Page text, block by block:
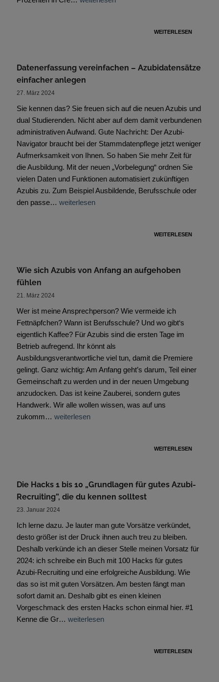
WEITERLESEN
Datenerfassung vereinfachen – Azubidatensätze
einfacher anlegen
27. März 2024
Sie kennen das? Sie freuen sich auf die neuen Azubis und
dual Studierenden. Nicht aber auf dem damit verbundenen
administrativen Aufwand. Gute Nachricht: Der Azubi-
Navigator braucht bei der Stammdatenpflege jetzt weniger
Aufmerksamkeit von Ihnen. So haben Sie mehr Zeit für
die Ausbildung. Mit der neuen „Vorbelegung“ ordnen Sie
vielen Daten und Funktionen automatisiert zukünftigen
Azubis zu. Zum Beispiel Ausbildende, Berufsschule oder
den passe… weiterlesen
WEITERLESEN
Wie sich Azubis von Anfang an aufgehoben
fühlen
21. März 2024
Wer ist meine Ansprechperson? Wie vermeide ich
Fettnäpfchen? Wann ist Berufsschule? Und wo gibt‘s
eigentlich Kaffee? Für Azubis sind die ersten Tage im
Betrieb aufregend. Ihr könnt als
Ausbildungsverantwortliche viel tun, damit die Premiere
gelingt. Ganz wichtig: Am Anfang geht’s darum, Teil einer
Gemeinschaft zu werden und in der neuen Umgebung
anzudocken. Das ist keine Zauberei, sondern gutes
Handwerk. Wir alle wollen wissen, was auf uns
zukomm… weiterlesen
WEITERLESEN
Die Hacks 1 bis 10 „Grundlagen für gutes Azubi-
Recruiting”, die du kennen solltest
23. Januar 2024
Ich lerne dazu. Je lauter man gute Vorsätze verkündet,
desto größer ist der Druck ihnen auch treu zu bleiben.
Deshalb verkünde ich an dieser Stelle meinen Vorsatz für
2024: ich schreibe ein Buch mit 100 Hacks für gutes
Azubi-Recruiting und eine erfolgreiche Ausbildung. Wie
das so ist mit guten Vorsätzen. Am besten fängt man
sofort damit an. Deshalb gibt es einen kleinen
Vorgeschmack des ersten Hacks schon einmal hier. #1
Kenne die Gr… weiterlesen
WEITERLESEN